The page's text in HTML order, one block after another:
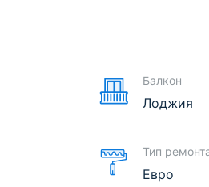
Балкон
Лоджия
Тип
Евро